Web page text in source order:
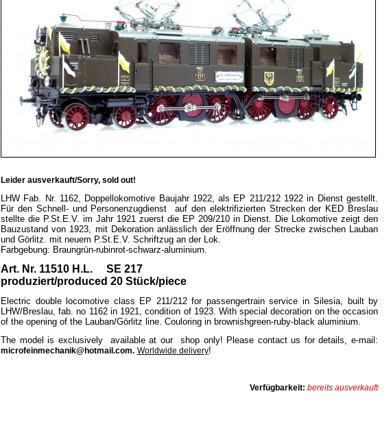
Leider ausverkauft/Sorry, sold out!
LHW Fab. Nr. 1162, Doppellokomotive Baujahr 1922, als EP 211/212 1922 in Dienst gestellt.
Für den Schnell- und Personenzugdienst auf den elektrifizierten Strecken der KED Breslau
stellte die P.St.E.V. im Jahr 1921 zuerst die EP 209/210 in Dienst. Die Lokomotive zeigt den
Bauzustand von 1923, mit Dekoration anlässlich der Eröffnung der Strecke zwischen Lauban
und Görlitz. mit neuem P.St.E.V. Schriftzug an der Lok.
Farbgebung: Braungrün-rubinrot-schwarz-aluminium.
Art. Nr. 11510 H.L. SE 217
produziert/produced 20 Stück/piece
Electric double locomotive class EP 211/212 for passengertrain service in Silesia, built by
LHW/Breslau, fab. no 1162 in 1921, condition of 1923. With special decoration on the occasion
of the opening of the Lauban/Görlitz line. Couloring in brownishgreen-ruby-black aluminium.
The model is exclusively available at our shop only! Please contact us for details, e-mail:
microfeinmechanik@hotmail.com. Worldwide delivery!
Verfügbarkeit: bereits ausverkauft